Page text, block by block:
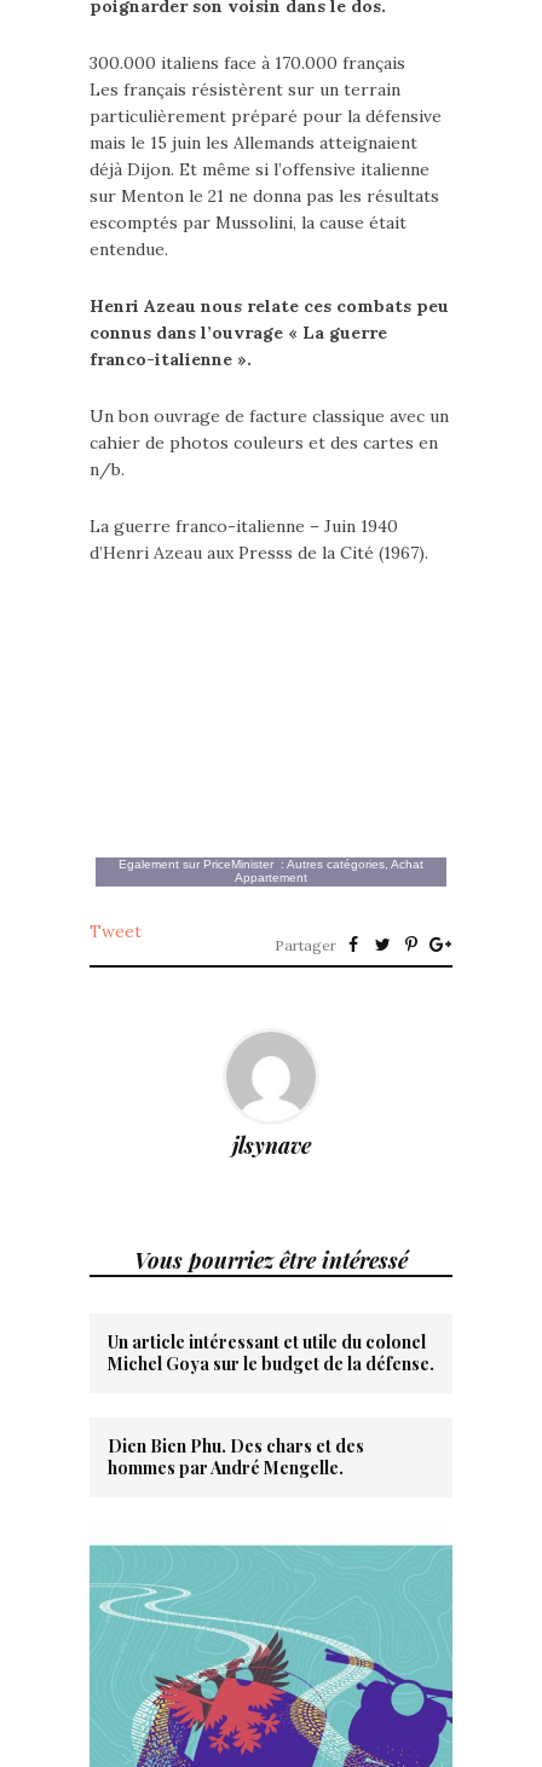
poignarder son voisin dans le dos.
300.000 italiens face à 170.000 français
Les français résistèrent sur un terrain
particulièrement préparé pour la défensive
mais le 15 juin les Allemands atteignaient
déjà Dijon. Et même si l’offensive italienne
sur Menton le 21 ne donna pas les résultats
escomptés par Mussolini, la cause était
entendue.
Henri Azeau nous relate ces combats peu
connus dans l’ouvrage « La guerre
franco-italienne ».
Un bon ouvrage de facture classique avec un
cahier de photos couleurs et des cartes en
n/b.
La guerre franco-italienne – Juin 1940
d’Henri Azeau aux Presss de la Cité (1967).
Egalement sur PriceMinister : Autres catégories Achat
Appartement
Tweet
Partager
jlsynave
Vous pourriez être intéressé
Un article intéressant et utile du colonel
Michel Goya sur le budget de la défense.
Dien Bien Phu. Des chars et des
hommes par André Mengelle.